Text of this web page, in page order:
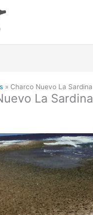
Charco Nuevo La Sardina
La Sardina